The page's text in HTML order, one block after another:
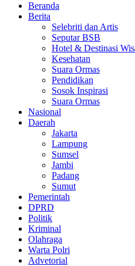
Beranda
Berita
Selebriti dan Artis
Seputar BSB
Hotel & Destinasi
Kesehatan
Suara Ormas
Pendidikan
Sosok Inspirasi
Suara Ormas
Nasional
Daerah
Jakarta
Lampung
Sumsel
Jambi
Padang
Sumut
Pemerintah
DPRD
Politik
Kriminal
Olahraga
Warta Polri
Advetorial